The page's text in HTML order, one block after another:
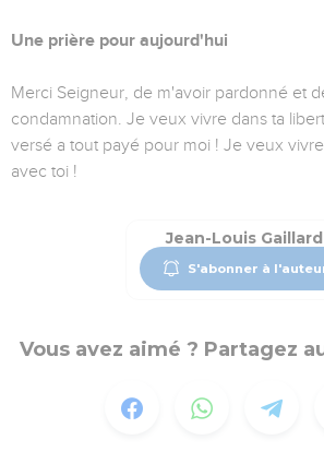
Une prière pour aujourd'hui
Merci Seigneur, de m'avoir pardonné et
condamnation. Je veux vivre dans ta
versé a tout payé pour moi ! Je veux
avec toi !
Jean-Louis Gaillard
S'abonner à
Vous avez aimé ? Partagez